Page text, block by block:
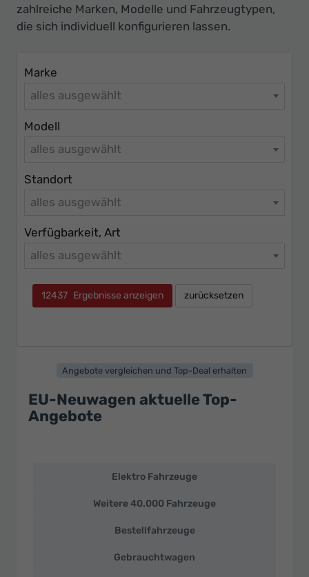
Innovatives
Autohaus
zahlreiche Marken, Modelle und Fahrzeugtypen,
die sich individuell konfigurieren lassen.
Marke
alles ausgewählt
Modell
alles ausgewählt
Standort
alles ausgewählt
Verfügbarkeit, Art
alles ausgewählt
12437 Ergebnisse anzeigen zurücksetzen
Angebote vergleichen und Top-Deal erhalten
EU-Neuwagen aktuelle Top-
Angebote
Neuwagen
Elektro Fahrzeuge
Weitere 40.000 Fahrzeuge
Bestellfahrzeuge
Gebrauchtwagen